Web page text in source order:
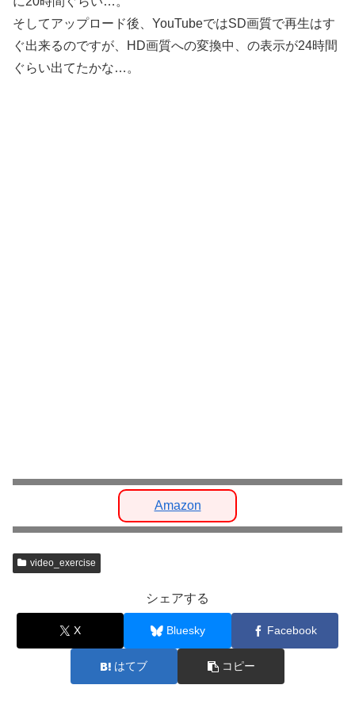
そしてアップロード後、YouTubeではSD画質で再生はす
ぐ出来るのですが、HD画質への変換中、の表示が24時間
ぐらい出てたかな…。
Amazon
video_exercise
シェアする
X Bluesky Facebook
はてブ コピー